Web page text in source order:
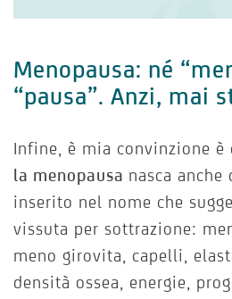
Menopausa: né
“pausa”. Anzi, mai
Infine, è mia convinzione è
la menopausa nasca anche
inserito nel nome che
vissuta per sottrazione:
meno girovita, capelli,
densità ossea, energie,